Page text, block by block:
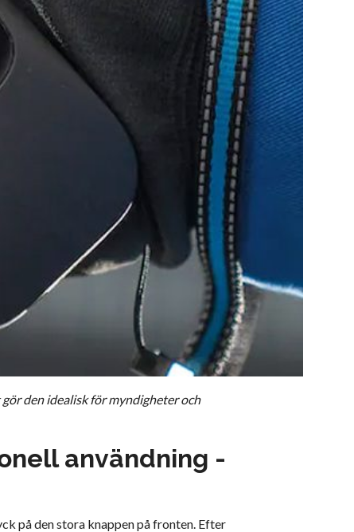
den idealisk för myndigheter och
användning -
på den stora knappen på fronten. Efter